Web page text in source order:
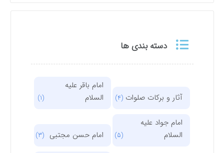
دسته بندی ها
آثار و برکات صلوات(4)
امام باقر علیه
السلام
امام جواد علیه
السلام
امام حسن مجتبی (3)